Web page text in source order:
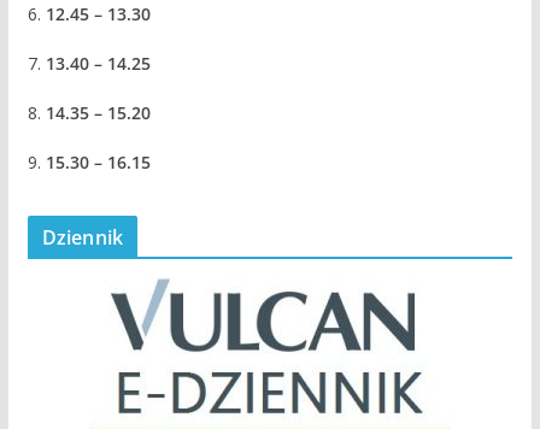
6. 12.45 – 13.30
7. 13.40 – 14.25
8. 14.35 – 15.20
9. 15.30 – 16.15
Dziennik